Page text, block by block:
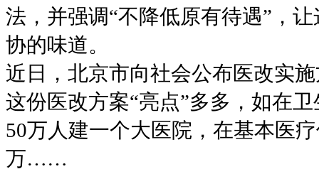
法，并强调“不降低原有待遇”，
协的味道。
近日，北京市向社会公布医改实
这份医改方案“亮点”多多，如在
50万人建一个大医院，在基本医
万……